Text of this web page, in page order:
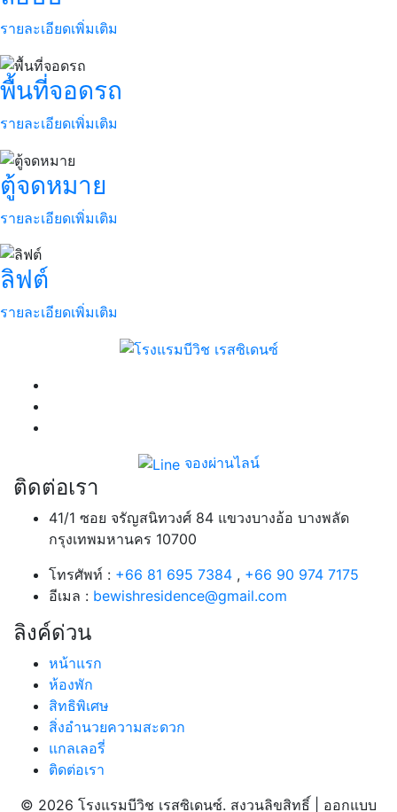
รายละเอียดเพิ่มเติม
พื้นที่จอดรถ
รายละเอียดเพิ่มเติม
ตู้จดหมาย
รายละเอียดเพิ่มเติม
ลิฟต์
รายละเอียดเพิ่มเติม
จองผ่านไลน์
ติดต่อเรา
41/1 ซอย จรัญสนิทวงศ์ 84 แขวงบางอ้อ บางพลัด
กรุงเทพมหานคร 10700
โทรศัพท์ : +66 81 695 7384 , +66 90 974 7175
อีเมล : bewishresidence@gmail.com
ลิงค์ด่วน
หน้าแรก
ห้องพัก
สิทธิพิเศษ
สิ่งอำนวยความสะดวก
แกลเลอรี่
ติดต่อเรา
© 2026 โรงแรมบีวิช เรสซิเดนซ์. สงวนลิขสิทธิ์ | ออกแบบ